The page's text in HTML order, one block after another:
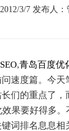
3/7 发布人：
,青岛百度优
度篇。今天
们的重点了
果要好得多
词排名息息